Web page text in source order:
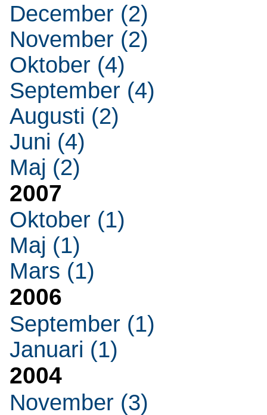
December (2)
November (2)
Oktober (4)
September (4)
Augusti (2)
Juni (4)
Maj (2)
2007
Oktober (1)
Maj (1)
Mars (1)
2006
September (1)
Januari (1)
2004
November (3)